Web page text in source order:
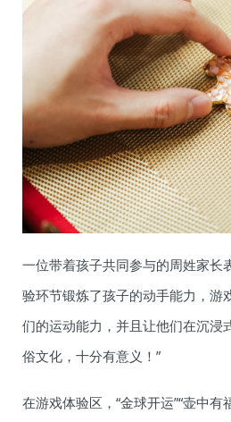
一位带着孩子共同参与的周姓家长
验环节锻炼了孩子的动手能力，游
们的运动能力，并且让他们在沉浸
俗文化，十分有意义！”
在游戏体验区，“金球开运”“壶中有